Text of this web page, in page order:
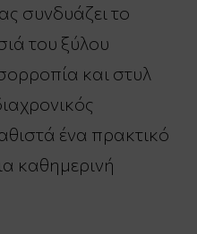
συνδυάζει το
του ξύλου
και στυλ
ένα πρακτικό
καθημερινή